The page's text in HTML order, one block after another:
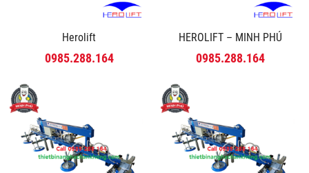
Herolift
0985.288.164
HEROLIFT – MINH PHÚ
0985.288.164